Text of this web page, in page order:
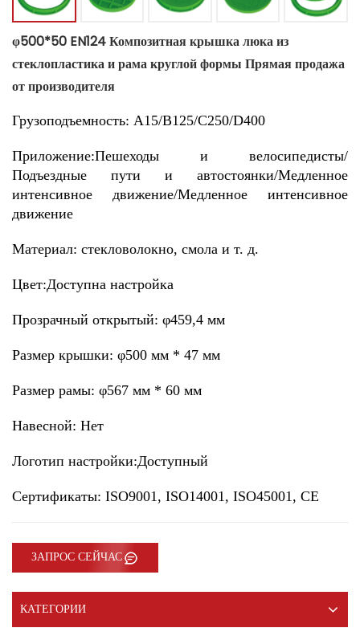
φ500*50 EN124 Композитная крышка люка из
стеклопластика и рама круглой формы Прямая продажа
от производителя
Грузоподъемность: A15/B125/C250/D400
Приложение:Пешеходы и велосипедисты/
Подъездные пути и автостоянки/Медленное
интенсивное движение/Медленное интенсивное
движение
Материал: стекловолокно, смола и т. д.
Цвет:Доступна настройка
Прозрачный открытый: φ459,4 мм
Размер крышки: φ500 мм * 47 мм
Размер рамы: φ567 мм * 60 мм
Навесной: Нет
Логотип настройки:Доступный
Сертификаты: ISO9001, ISO14001, ISO45001, CE
ЗАПРОС СЕЙЧАС
КАТЕГОРИИ